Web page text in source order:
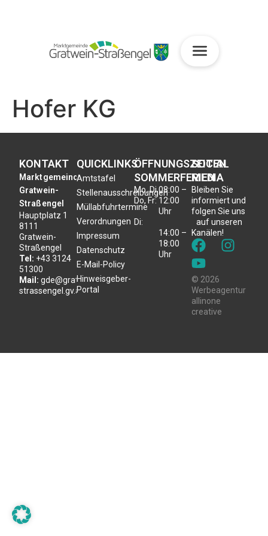
Hofer KG
KONTAKT
Marktgemeinde
Gratwein-
Straßengel
Hauptplatz 1
8111
Gratwein-
Straßengel
Tel: +43 3124
51300
Mail: gde@gratwein-
strassengel.gv.at
QUICKLINKS
Amtstafel
Stellenausschreibungen
Müllabfuhrtermine
Verordnungen
Impressum
Datenschutz
E-Mail-Policy
Hinweisgeber-
Portal
ÖFFNUNGSZEITEN
SOMMERFERIEN
Mo, Di,
Do, Fr:
Di:
08:00 –
12:00
Uhr
14:00 –
18:00
Uhr
SOCIAL
MEDIA
Bleiben Sie
informiert und
folgen Sie uns
auf unseren
Kanälen!
© 2026
Werbeagentur
allinone
creative